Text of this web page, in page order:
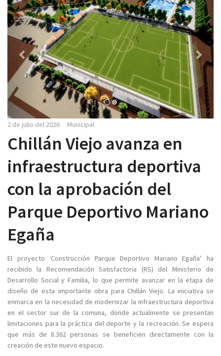
2 de julio del 2026 Municipal
Chillán Viejo avanza en
infraestructura deportiva
con la aprobación del
Parque Deportivo Mariano
Egaña
El proyecto ‘Construcción Parque Deportivo Mariano Egaña’ ha
recibido la Recomendación Satisfactoria (RS) del Ministerio de
Desarrollo Social y Familia, lo que permite avanzar en la etapa de
diseño de esta importante obra para Chillán Viejo. La iniciativa se
enmarca en la necesidad de modernizar la infraestructura deportiva
en el sector sur de la comuna, donde actualmente se presentan
limitaciones para la práctica del deporte y la recreación. Se espera
que más de 8.362 personas se beneficien directamente con la
creación de este nuevo espacio.